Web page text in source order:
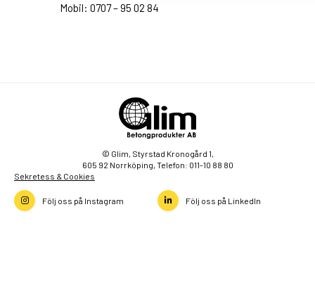
Mobil: 0707 – 95 02 84
© Glim, Styrstad Kronogård 1,
605 92 Norrköping, Telefon: 011-10 88 80
Sekretess & Cookies
Följ oss på Instagram Följ oss på LinkedIn